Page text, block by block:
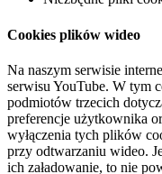
Cookies plików wideo
Na naszym serwisie
serwisu YouTube. W tym
podmiotów trzecich
preferencje użytkownika
wyłączenia tych plików
przy odtwarzaniu wideo.
ich załadowanie, to nie